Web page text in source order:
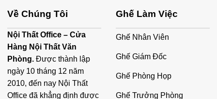
làm việc tại nhà đẹp được ưa chuộng nhất. Cũng tham
khảo bài viết sau đây, Nội Thất Office xin giới thiệu đến
bạn đọc TOP những mẫu ghế làm việc được ưa chuộng
nhất tại cửa hàng. Hy vọng, bạn đọc sẽ tìm kiếm được sản
phẩm mà mình đang cần.
6 lý do bạn chọn ghế làm việc tại nhà đúng
chuẩn theo yêu cầu?
Về Chúng Tôi
Nội Thất Office – Cửa
Hàng Nội Thất Văn
Phòng. Được thành lập
ngày 10 tháng 12 năm
2010, đến nay Nội Thất
Office đã khẳng định được
Ghế Làm Việc
Ghế Nhân Viên
Ghế Giám Đốc
Ghế Phòng Họp
Ghế Trưởng Phòng